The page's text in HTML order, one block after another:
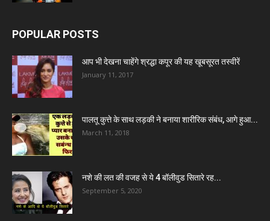
POPULAR POSTS
आप भी देखना चाहेंगे श्रद्धा कपूर की यह खूबसूरत तस्वीरें
January 11, 2017
पालतू कुत्ते के साथ लड़की ने बनाया शारीरिक संबंध, आगे हुआ...
March 11, 2018
नशे की लत की वजह से ये 4 बॉलीवुड सितारे रह...
September 5, 2020